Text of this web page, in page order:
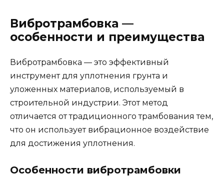
Вибротрамбовка —
особенности и преимущества
Вибротрамбовка — это эффективный
инструмент для уплотнения грунта и
уложенных материалов, используемый в
строительной индустрии. Этот метод
отличается от традиционного трамбования тем,
что он использует вибрационное воздействие
для достижения уплотнения.
Особенности вибротрамбовки